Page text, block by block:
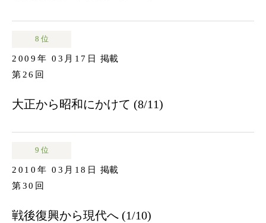
8 位
2009年 03月17日
掲載
第26回
大正から昭和にかけて (8/11)
9 位
2010年 03月18日
掲載
第30回
戦後復興から現代へ (1/10)